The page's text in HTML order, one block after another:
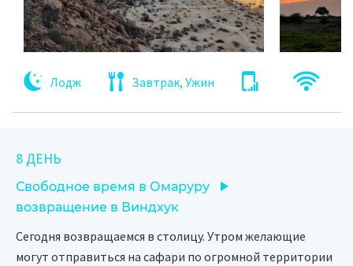
Лодж Завтрак, Ужин
8 ДЕНЬ
Свободное время в Омаруру
возвращение в Виндхук
Сегодня возвращаемся в столицу. Утром желающие
могут отправиться на сафари по огромной территории